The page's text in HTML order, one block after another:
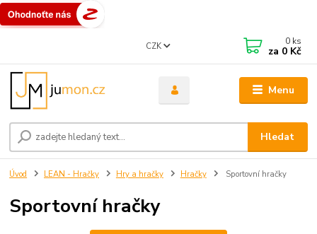
Menu
CZK
Hledat
0 ks
za 0 Kč
Úvod LEAN - Hračky Hry a hračky Hračky Sportovní hračky
Sportovní hračky